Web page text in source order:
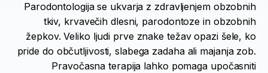
Parodontologija se ukvarja z zdravljenjem obzobnih
tkiv, krvavečih dlesni, parodontoze in obzobnih
žepkov. Veliko ljudi prve znake težav opazi šele, ko
pride do občutljivosti, slabega zadaha ali majanja zob.
Pravočasna terapija lahko pomaga upočasniti